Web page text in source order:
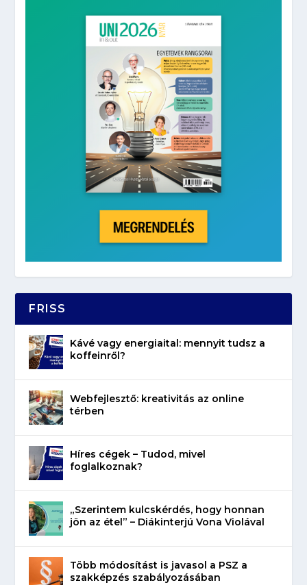
FRISS
Kávé vagy energiaital: mennyit tudsz a
koffeinről?
Webfejlesztő: kreativitás az online
térben
Híres cégek – Tudod, mivel
foglalkoznak?
„Szerintem kulcskérdés, hogy honnan
jön az étel” – Diákinterjú Vona Violával
Több módosítást is javasol a PSZ a
szakképzés szabályozásában